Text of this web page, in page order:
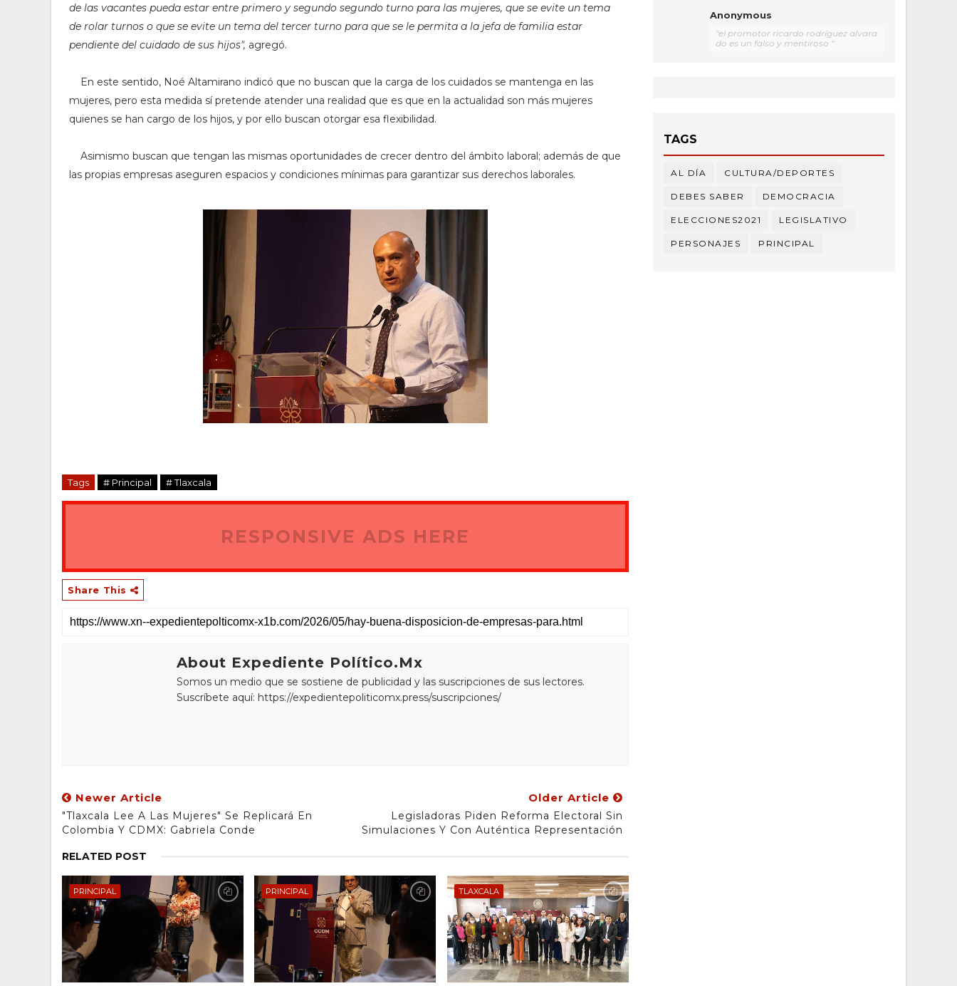
de las vacantes pueda estar entre primero y segundo segundo turno para las mujeres, que se evite un tema
de rolar turnos o que se evite un tema del tercer turno para que se le permita a la jefa de familia estar
pendiente del cuidado de sus hijos", agregó.
En este sentido, Noé Altamirano indicó que no buscan que la carga de los cuidados se mantenga en las
mujeres, pero esta medida sí pretende atender una realidad que es que en la actualidad son más mujeres
quienes se han cargo de los hijos, y por ello buscan otorgar esa flexibilidad.
Asimismo buscan que tengan las mismas oportunidades de crecer dentro del ámbito laboral; además de que
las propias empresas aseguren espacios y condiciones mínimas para garantizar sus derechos laborales.
Tags # Principal # Tlaxcala
RESPONSIVE ADS HERE
Share This
About Expediente Político.Mx
Somos un medio que se sostiene de publicidad y las suscripciones de sus lectores.
Suscríbete aquí: https://expedientepoliticomx.press/suscripciones/
Newer Article
"Tlaxcala Lee A Las Mujeres" Se Replicará En
Colombia Y CDMX: Gabriela Conde
Older Article
Legisladoras Piden Reforma Electoral Sin
Simulaciones Y Con Auténtica Representación
RELATED POST
PRINCIPAL PRINCIPAL TLAXCALA
Anonymous
"el promotor ricardo rodríguez alvara
do es un falso y mentiroso "
TAGS
AL DÍA CULTURA/DEPORTES
DEBES SABER DEMOCRACIA
ELECCIONES2021 LEGISLATIVO
PERSONAJES PRINCIPAL